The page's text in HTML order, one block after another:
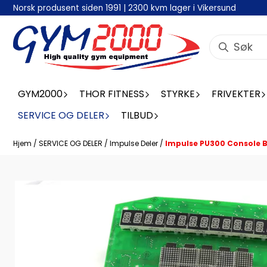
Hopp til innhold
Norsk produsent siden 1991 | 2300 kvm lager i Vikersund
GYM2000 THOR FITNESS STYRKE
FRIVEKTER
SERVICE OG DELER
TILBUD
Hjem / SERVICE OG DELER / Impulse Deler / Impulse PU300 Console